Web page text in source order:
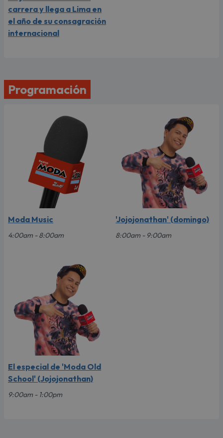
carrera y llega a Lima en
el año de su consagración
internacional
Programación
Moda Music
4:00am - 8:00am
'Jojojonathan' (domingo)
8:00am - 9:00am
El especial de 'Moda Old
School' (Jojojonathan)
9:00am - 1:00pm